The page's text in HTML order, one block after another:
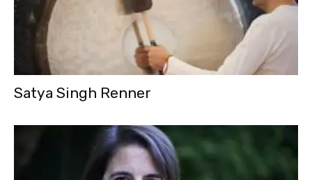
Satya Singh Renner